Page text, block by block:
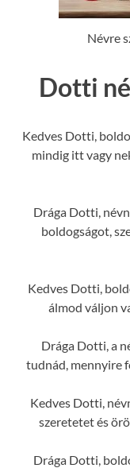
Névre
Dotti
Kedves Dotti,
mindig itt vagy
Drága Dotti,
boldogságot,
Kedves Dotti,
álmod váljon
Drága Dotti, a
tudnád, mennyire
Kedves Dotti,
szeretetet és
Drága Dotti,